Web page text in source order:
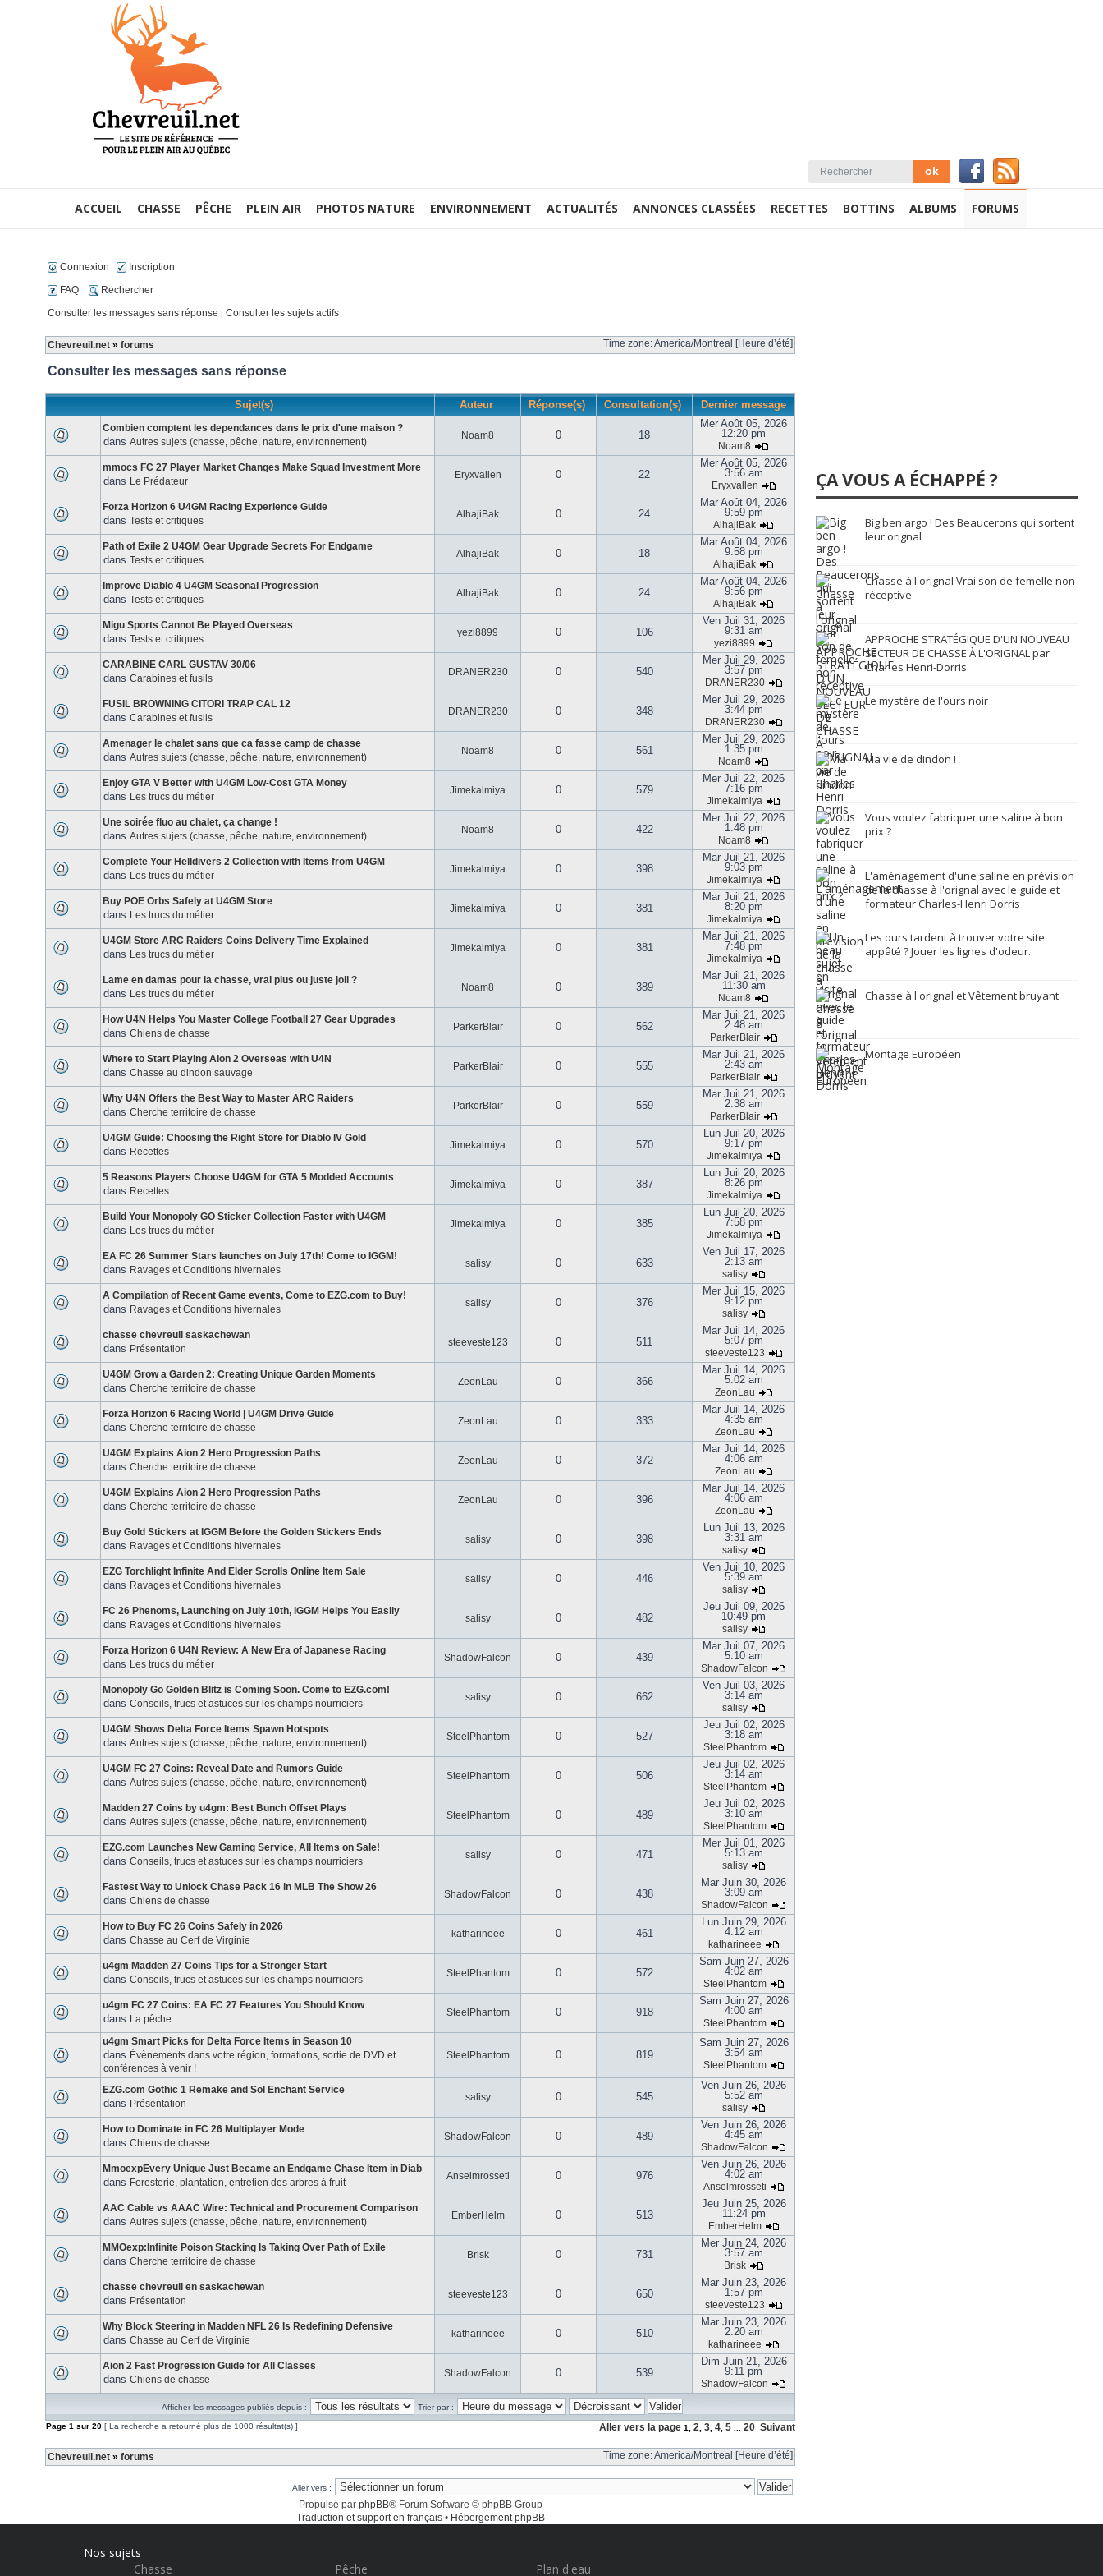
ACCUEIL CHASSE PÊCHE PLEIN AIR PHOTOS NATURE ENVIRONNEMENT ACTUALITÉS ANNONCES CLASSÉES RECETTES BOTTINS ALBUMS FORUMS
Connexion
Inscription
FAQ
Rechercher
Consulter les messages sans réponse | Consulter les sujets actifs
Chevreuil.net » forums Time zone: America/Montreal [Heure d’été]
Consulter les messages sans réponse
Sujet(s) Auteur Réponse(s) Consultation(s) Dernier message
Combien comptent les dependances dans le prix d'une maison ?
dans Autres sujets (chasse, pêche, nature, environnement)
Noam8 0 18
Mer Août 05, 2026
12:20 pm
Noam8
mmocs FC 27 Player Market Changes Make Squad Investment More
dans Le Prédateur
Eryxvallen 0 22
Mer Août 05, 2026
3:56 am
Eryxvallen
Forza Horizon 6 U4GM Racing Experience Guide
dans Tests et critiques
AlhajiBak 0 24
Mar Août 04, 2026
9:59 pm
AlhajiBak
Path of Exile 2 U4GM Gear Upgrade Secrets For Endgame
dans Tests et critiques
AlhajiBak 0 18
Mar Août 04, 2026
9:58 pm
AlhajiBak
Improve Diablo 4 U4GM Seasonal Progression
dans Tests et critiques
AlhajiBak 0 24
Mar Août 04, 2026
9:56 pm
AlhajiBak
Migu Sports Cannot Be Played Overseas
dans Tests et critiques
yezi8899 0 106
Ven Juil 31, 2026
9:31 am
yezi8899
CARABINE CARL GUSTAV 30/06
dans Carabines et fusils
DRANER230 0 540
Mer Juil 29, 2026
3:57 pm
DRANER230
FUSIL BROWNING CITORI TRAP CAL 12
dans Carabines et fusils
DRANER230 0 348
Mer Juil 29, 2026
3:44 pm
DRANER230
Amenager le chalet sans que ca fasse camp de chasse
dans Autres sujets (chasse, pêche, nature, environnement)
Noam8 0 561
Mer Juil 29, 2026
1:35 pm
Noam8
Enjoy GTA V Better with U4GM Low-Cost GTA Money
dans Les trucs du métier
Jimekalmiya 0 579
Mer Juil 22, 2026
7:16 pm
Jimekalmiya
Une soirée fluo au chalet, ça change !
dans Autres sujets (chasse, pêche, nature, environnement)
Noam8 0 422
Mer Juil 22, 2026
1:48 pm
Noam8
Complete Your Helldivers 2 Collection with Items from U4GM
dans Les trucs du métier
Jimekalmiya 0 398
Mar Juil 21, 2026
9:03 pm
Jimekalmiya
Buy POE Orbs Safely at U4GM Store
dans Les trucs du métier
Jimekalmiya 0 381
Mar Juil 21, 2026
8:20 pm
Jimekalmiya
U4GM Store ARC Raiders Coins Delivery Time Explained
dans Les trucs du métier
Jimekalmiya 0 381
Mar Juil 21, 2026
7:48 pm
Jimekalmiya
Lame en damas pour la chasse, vrai plus ou juste joli ?
dans Les trucs du métier
Noam8 0 389
Mar Juil 21, 2026
11:30 am
Noam8
How U4N Helps You Master College Football 27 Gear Upgrades
dans Chiens de chasse
ParkerBlair 0 562
Mar Juil 21, 2026
2:48 am
ParkerBlair
Where to Start Playing Aion 2 Overseas with U4N
dans Chasse au dindon sauvage
ParkerBlair 0 555
Mar Juil 21, 2026
2:43 am
ParkerBlair
Why U4N Offers the Best Way to Master ARC Raiders
dans Cherche territoire de chasse
ParkerBlair 0 559
Mar Juil 21, 2026
2:38 am
ParkerBlair
U4GM Guide: Choosing the Right Store for Diablo IV Gold
dans Recettes
Jimekalmiya 0 570
Lun Juil 20, 2026
9:17 pm
Jimekalmiya
5 Reasons Players Choose U4GM for GTA 5 Modded Accounts
dans Recettes
Jimekalmiya 0 387
Lun Juil 20, 2026
8:26 pm
Jimekalmiya
Build Your Monopoly GO Sticker Collection Faster with U4GM
dans Les trucs du métier
Jimekalmiya 0 385
Lun Juil 20, 2026
7:58 pm
Jimekalmiya
EA FC 26 Summer Stars launches on July 17th! Come to IGGM!
dans Ravages et Conditions hivernales
salisy 0 633
Ven Juil 17, 2026
2:13 am
salisy
A Compilation of Recent Game events, Come to EZG.com to Buy!
dans Ravages et Conditions hivernales
salisy 0 376
Mer Juil 15, 2026
9:12 pm
salisy
chasse chevreuil saskachewan
dans Présentation
steeveste123 0 511
Mar Juil 14, 2026
5:07 pm
steeveste123
U4GM Grow a Garden 2: Creating Unique Garden Moments
dans Cherche territoire de chasse
ZeonLau 0 366
Mar Juil 14, 2026
5:02 am
ZeonLau
Forza Horizon 6 Racing World | U4GM Drive Guide
dans Cherche territoire de chasse
ZeonLau 0 333
Mar Juil 14, 2026
4:35 am
ZeonLau
U4GM Explains Aion 2 Hero Progression Paths
dans Cherche territoire de chasse
ZeonLau 0 372
Mar Juil 14, 2026
4:06 am
ZeonLau
U4GM Explains Aion 2 Hero Progression Paths
dans Cherche territoire de chasse
ZeonLau 0 396
Mar Juil 14, 2026
4:06 am
ZeonLau
Buy Gold Stickers at IGGM Before the Golden Stickers Ends
dans Ravages et Conditions hivernales
salisy 0 398
Lun Juil 13, 2026
3:31 am
salisy
EZG Torchlight Infinite And Elder Scrolls Online Item Sale
dans Ravages et Conditions hivernales
salisy 0 446
Ven Juil 10, 2026
5:39 am
salisy
FC 26 Phenoms, Launching on July 10th, IGGM Helps You Easily
dans Ravages et Conditions hivernales
salisy 0 482
Jeu Juil 09, 2026
10:49 pm
salisy
Forza Horizon 6 U4N Review: A New Era of Japanese Racing
dans Les trucs du métier
ShadowFalcon 0 439
Mar Juil 07, 2026
5:10 am
ShadowFalcon
Monopoly Go Golden Blitz is Coming Soon. Come to EZG.com!
dans Conseils, trucs et astuces sur les champs nourriciers
salisy 0 662
Ven Juil 03, 2026
3:14 am
salisy
U4GM Shows Delta Force Items Spawn Hotspots
dans Autres sujets (chasse, pêche, nature, environnement)
SteelPhantom 0 527
Jeu Juil 02, 2026
3:18 am
SteelPhantom
U4GM FC 27 Coins: Reveal Date and Rumors Guide
dans Autres sujets (chasse, pêche, nature, environnement)
SteelPhantom 0 506
Jeu Juil 02, 2026
3:14 am
SteelPhantom
Madden 27 Coins by u4gm: Best Bunch Offset Plays
dans Autres sujets (chasse, pêche, nature, environnement)
SteelPhantom 0 489
Jeu Juil 02, 2026
3:10 am
SteelPhantom
EZG.com Launches New Gaming Service, All Items on Sale!
dans Conseils, trucs et astuces sur les champs nourriciers
salisy 0 471
Mer Juil 01, 2026
5:13 am
salisy
Fastest Way to Unlock Chase Pack 16 in MLB The Show 26
dans Chiens de chasse
ShadowFalcon 0 438
Mar Juin 30, 2026
3:09 am
ShadowFalcon
How to Buy FC 26 Coins Safely in 2026
dans Chasse au Cerf de Virginie
katharineee 0 461
Lun Juin 29, 2026
4:12 am
katharineee
u4gm Madden 27 Coins Tips for a Stronger Start
dans Conseils, trucs et astuces sur les champs nourriciers
SteelPhantom 0 572
Sam Juin 27, 2026
4:02 am
SteelPhantom
u4gm FC 27 Coins: EA FC 27 Features You Should Know
dans La pêche
SteelPhantom 0 918
Sam Juin 27, 2026
4:00 am
SteelPhantom
u4gm Smart Picks for Delta Force Items in Season 10
dans Évènements dans votre région, formations, sortie de DVD et
conférences à venir !
SteelPhantom 0 819
Sam Juin 27, 2026
3:54 am
SteelPhantom
EZG.com Gothic 1 Remake and Sol Enchant Service
dans Présentation
salisy 0 545
Ven Juin 26, 2026
5:52 am
salisy
How to Dominate in FC 26 Multiplayer Mode
dans Chiens de chasse
ShadowFalcon 0 489
Ven Juin 26, 2026
4:45 am
ShadowFalcon
MmoexpEvery Unique Just Became an Endgame Chase Item in Diab
dans Foresterie, plantation, entretien des arbres à fruit
Anselmrosseti 0 976
Ven Juin 26, 2026
4:02 am
Anselmrosseti
AAC Cable vs AAAC Wire: Technical and Procurement Comparison
dans Autres sujets (chasse, pêche, nature, environnement)
EmberHelm 0 513
Jeu Juin 25, 2026
11:24 pm
EmberHelm
MMOexp:Infinite Poison Stacking Is Taking Over Path of Exile
dans Cherche territoire de chasse
Brisk 0 731
Mer Juin 24, 2026
3:57 am
Brisk
chasse chevreuil en saskachewan
dans Présentation
steeveste123 0 650
Mar Juin 23, 2026
1:57 pm
steeveste123
Why Block Steering in Madden NFL 26 Is Redefining Defensive
dans Chasse au Cerf de Virginie
katharineee 0 510
Mar Juin 23, 2026
2:20 am
katharineee
Aion 2 Fast Progression Guide for All Classes
dans Chiens de chasse
ShadowFalcon 0 539
Dim Juin 21, 2026
9:11 pm
ShadowFalcon
Afficher les messages publiés depuis : Trier par :
Page 1 sur 20 [ La recherche a retourné plus de 1000 résultat(s) ] Aller vers la page 1 2 3 4 5 20 Suivant
Chevreuil.net » forums Time zone: America/Montreal [Heure d’été]
Aller vers :
Propulsé par phpBB® Forum Software © phpBB Group
Traduction et support en français• Hébergement phpBB
ÇA VOUS A ÉCHAPPÉ ?
Big ben argo ! Des Beaucerons qui sortent
leur orignal
Chasse à l'orignal Vrai son de femelle non
réceptive
APPROCHE STRATÉGIQUE D'UN NOUVEAU
SECTEUR DE CHASSE À L'ORIGNAL par
Charles Henri-Dorris
Le mystère de l'ours noir
Ma vie de dindon !
Vous voulez fabriquer une saline à bon
prix ?
L'aménagement d'une saline en prévision
de la chasse à l'orignal avec le guide et
formateur Charles-Henri Dorris
Les ours tardent à trouver votre site
appâté ? Jouer les lignes d'odeur.
Chasse à l'orignal et Vêtement bruyant
Montage Européen
Nos sujets
Chasse
Pêche Plan d'eau